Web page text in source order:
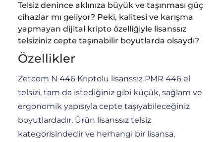
Telsiz denince aklınıza büyük ve taşınması güç
cihazlar mı geliyor? Peki, kalitesi ve karışma
yapmayan dijital kripto özelliğiyle lisanssız
telsiziniz cepte taşınabilir boyutlarda olsaydı?
Özellikler
Zetcom N 446 Kriptolu lisanssız PMR 446 el
telsizi, tam da istediğiniz gibi küçük, sağlam ve
ergonomik yapısıyla cepte taşıyabileceğiniz
boyutlardadır. Ürün lisanssız telsiz
kategorisindedir ve herhangi bir lisansa,